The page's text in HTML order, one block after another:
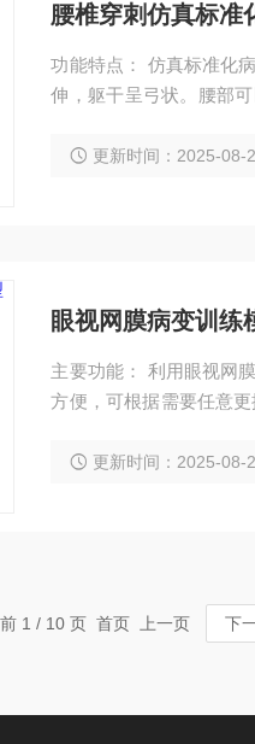
腰椎穿刺仿真标准
功能特点： 仿真标准化
伸，躯干呈弓状。腰部
显：有完整的1~5腰椎
更新时间：2025-08-
眼视网膜病变训练
主要功能： 利用眼视网
方便，可根据需要任意
视乳头水肿、视乳头凹
更新时间：2025-08-
1 / 10 页 首页 上一页 下